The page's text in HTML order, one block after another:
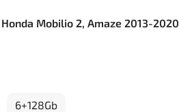
Honda Mobilio 2, Amaze 2013-2020
6+128Gb